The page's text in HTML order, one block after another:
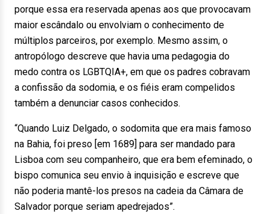
porque essa era reservada apenas aos que provocavam
maior escândalo ou envolviam o conhecimento de
múltiplos parceiros, por exemplo. Mesmo assim, o
antropólogo descreve que havia uma pedagogia do
medo contra os LGBTQIA+, em que os padres cobravam
a confissão da sodomia, e os fiéis eram compelidos
também a denunciar casos conhecidos.
“Quando Luiz Delgado, o sodomita que era mais famoso
na Bahia, foi preso [em 1689] para ser mandado para
Lisboa com seu companheiro, que era bem efeminado, o
bispo comunica seu envio à inquisição e escreve que
não poderia mantê-los presos na cadeia da Câmara de
Salvador porque seriam apedrejados”.